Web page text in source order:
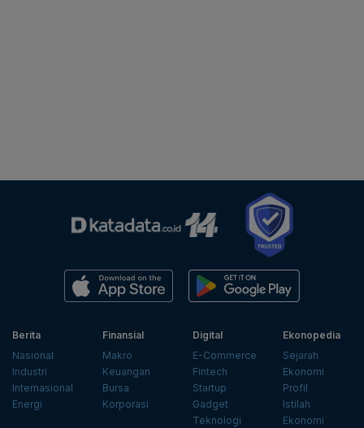
Berita
Nasional
Industri
Internasional
Energi
Finansial
Makro
Keuangan
Bursa
Korporasi
Digital
E-Commerce
Fintech
Startup
Gadget
Teknologi
Ekonopedia
Sejarah
Ekonomi
Profil
Istilah
Ekonomi